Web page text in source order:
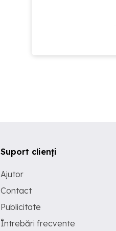
Suport clienți
Ajutor
Contact
Publicitate
Întrebări frecvente